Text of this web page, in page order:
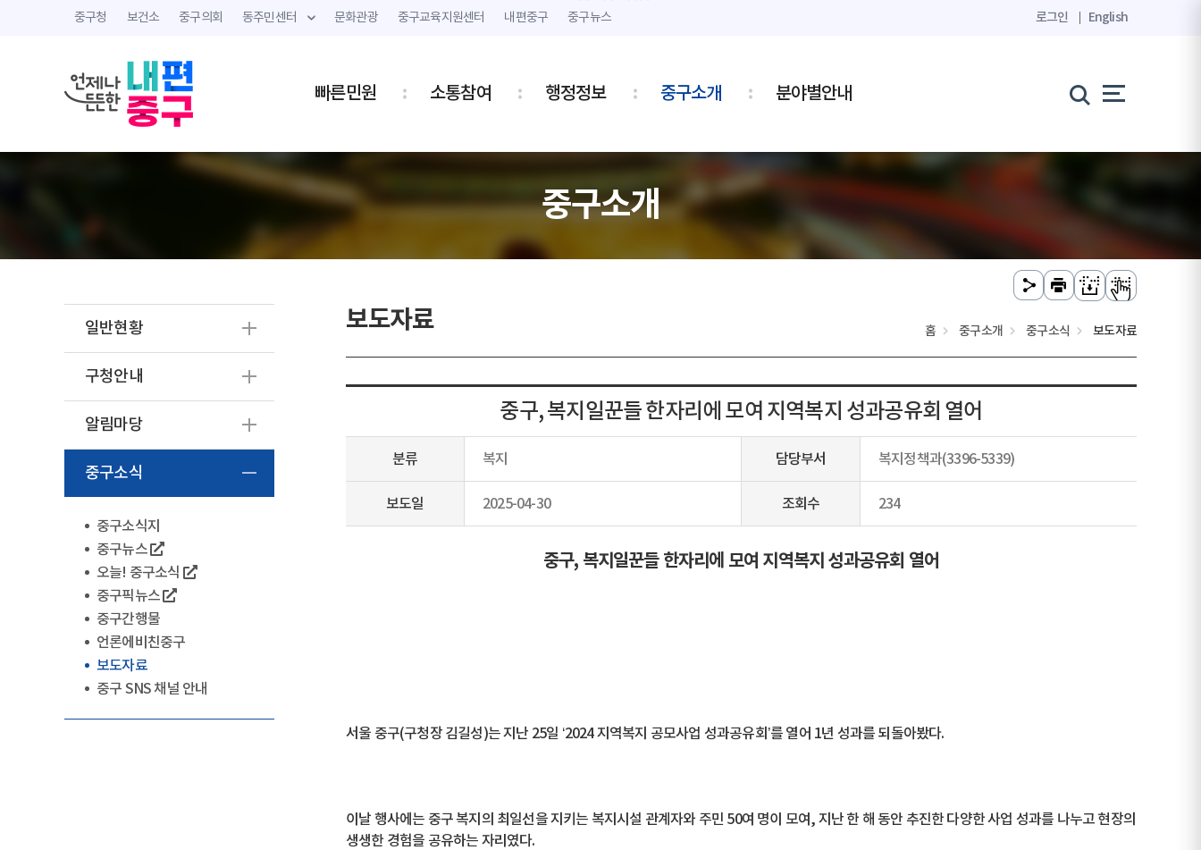
중구청 보건소 중구의회 동주민센터 문화관광 중구교육지원센터 내편중구 중구뉴스 로그인 English
빠른민원 소통참여 행정정보 중구소개 분야별안내
중구소개
일반현황
구청안내
알림마당
중구소식
중구소식지
중구뉴스
오늘! 중구소식
중구픽뉴스
중구간행물
언론에비친중구
보도자료
중구 SNS 채널 안내
보도자료 홈 중구소개 중구소식 보도자료
중구, 복지일꾼들 한자리에 모여 지역복지 성과공유회 열어
분류 복지 담당부서 복지정책과(3396-5339)
보도일 2025-04-30 조회수 234
중구, 복지일꾼들 한자리에 모여 지역복지 성과공유회 열어
서울 중구(구청장 김길성)는 지난 25일 ‘2024 지역복지 공모사업 성과공유회’를 열어 1년 성과를 되돌아봤다.
이날 행사에는 중구 복지의 최일선을 지키는 복지시설 관계자와 주민 50여 명이 모여, 지난 한 해 동안 추진한 다양한 사업 성과를 나누고 현장의
생생한 경험을 공유하는 자리였다.